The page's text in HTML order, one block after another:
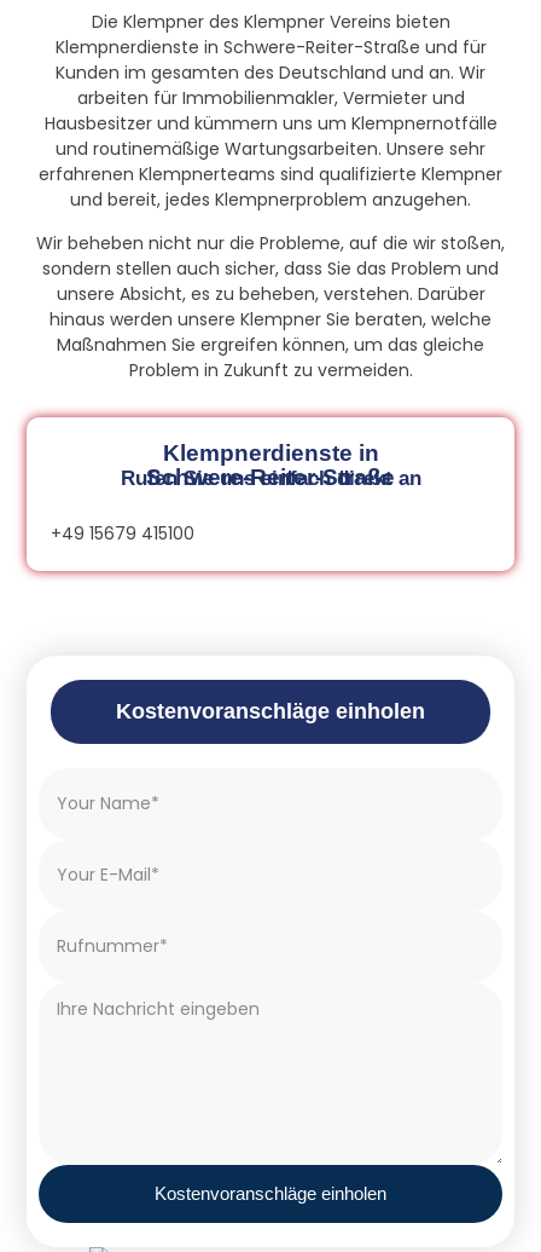
Die Klempner des Klempner Vereins bieten
Klempnerdienste in Schwere-Reiter-Straße und für
Kunden im gesamten des Deutschland und an. Wir
arbeiten für Immobilienmakler, Vermieter und
Hausbesitzer und kümmern uns um Klempnernotfälle
und routinemäßige Wartungsarbeiten. Unsere sehr
erfahrenen Klempnerteams sind qualifizierte Klempner
und bereit, jedes Klempnerproblem anzugehen.
Wir beheben nicht nur die Probleme, auf die wir stoßen,
sondern stellen auch sicher, dass Sie das Problem und
unsere Absicht, es zu beheben, verstehen. Darüber
hinaus werden unsere Klempner Sie beraten, welche
Maßnahmen Sie ergreifen können, um das gleiche
Problem in Zukunft zu vermeiden.
Klempnerdienste in
Schwere-Reiter-Straße
Rufen Sie uns einfach direkt an
+49 15679 415100
Kostenvoranschläge einholen
Kostenvoranschläge einholen